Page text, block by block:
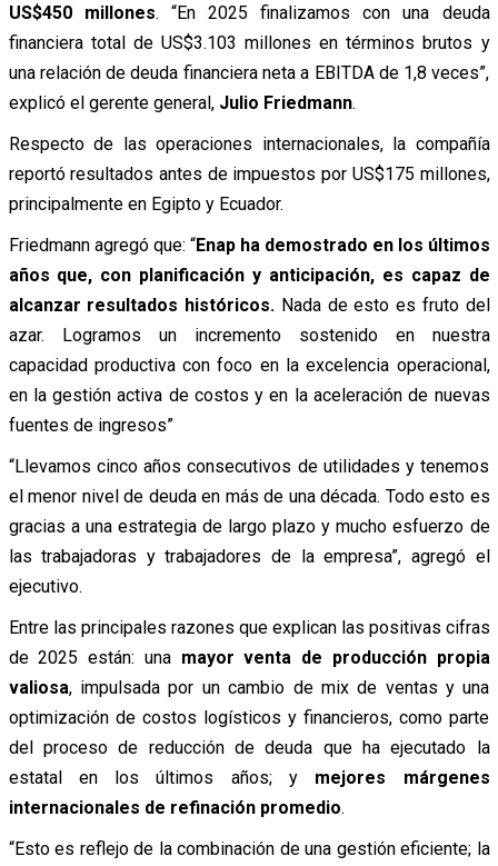
US$450 millones. “En 2025 finalizamos con una deuda
financiera total de US$3.103 millones en términos brutos y
una relación de deuda financiera neta a EBITDA de 1,8 veces”,
explicó el gerente general, Julio Friedmann.
Respecto de las operaciones internacionales, la compañía
reportó resultados antes de impuestos por US$175 millones,
principalmente en Egipto y Ecuador.
Friedmann agregó que: “Enap ha demostrado en los últimos
años que, con planificación y anticipación, es capaz de
alcanzar resultados históricos. Nada de esto es fruto del
azar. Logramos un incremento sostenido en nuestra
capacidad productiva con foco en la excelencia operacional,
en la gestión activa de costos y en la aceleración de nuevas
fuentes de ingresos”
“Llevamos cinco años consecutivos de utilidades y tenemos
el menor nivel de deuda en más de una década. Todo esto es
gracias a una estrategia de largo plazo y mucho esfuerzo de
las trabajadoras y trabajadores de la empresa”, agregó el
ejecutivo.
Entre las principales razones que explican las positivas cifras
de 2025 están: unamayor venta de producción propia
valiosa, impulsada por un cambio de mix de ventas y una
optimización de costos logísticos y financieros, como parte
del proceso de reducción de deuda que ha ejecutado la
estatal en los últimos años; y mejores márgenes
internacionales de refinación promedio.
“Esto es reflejo de la combinación de una gestión eficiente; la